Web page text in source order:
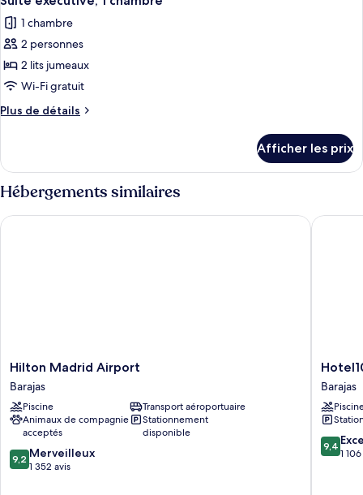
lits
jumeaux
jumeaux
toutes
les
photos
pour
ce
type
de
Suite
exécutive,
1
chambre
1 chambre
2 personnes
2 lits jumeaux
Wi-Fi gratuit
Plus de détails
Plus
Suite
exécutive,
1
chambre
Afficher les prix
Hébergements similaires
Hilton
Madrid
Airport
Barajas
Hilton Madrid Airport
Barajas
Piscine
Transport aéroportuaire
Animaux de compagnie
acceptés
Stationnement
disponible
9.2
sur
9,2 Merveilleux
1 352 avis
Hilton Madrid Airport
Madrid
Barajas
Barajas
9.4
sur
9,4
1